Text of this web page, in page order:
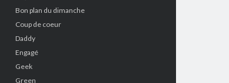
Bon plan du dimanche
Coup de coeur
Daddy
Engagé
Geek
Green